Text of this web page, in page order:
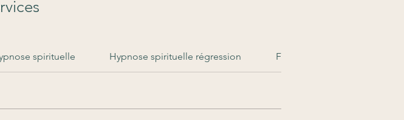
spirituelle Hypnose spirituelle régression Formations Reiki et ateliers